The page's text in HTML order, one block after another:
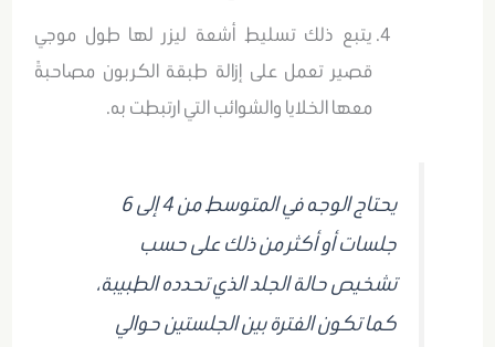
يتبع ذلك تسليط أشعة ليزر لها طول موجي
قصير تعمل على إزالة طبقة الكربون مصاحبةً
معها الخلايا والشوائب التي ارتبطت به.
يحتاج الوجه في المتوسط من 4 إلى 6
جلسات أو أكثر من ذلك على حسب
تشخيص حالة الجلد الذي تحدده الطبيبة،
كما تكون الفترة بين الجلستين حوالي